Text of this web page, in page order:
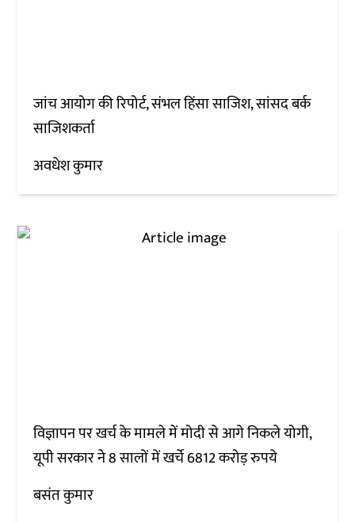
जांच आयोग की रिपोर्ट, संभल हिंसा साजिश, सांसद बर्क
साजिशकर्ता
अवधेश कुमार
विज्ञापन पर खर्च के मामले में मोदी से आगे निकले योगी,
यूपी सरकार ने 8 सालों में खर्चे 6812 करोड़ रुपये
बसंत कुमार